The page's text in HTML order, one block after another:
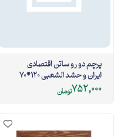
پرچم دو رو ساتن اقتصادی
ایران و حشد الشعبی 120*70
752,000تومان